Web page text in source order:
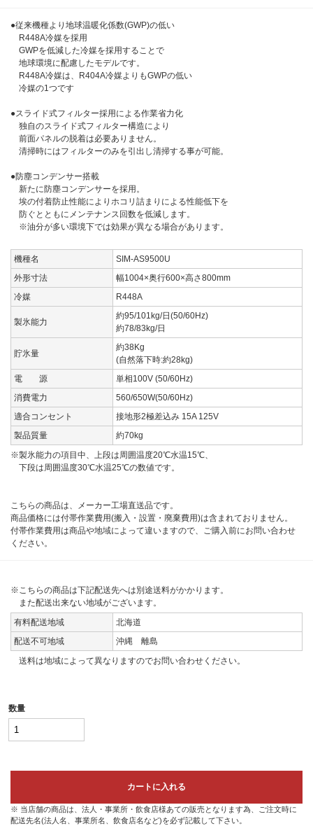
●従来機種より地球温暖化係数(GWP)の低い
R448A冷媒を採用
GWPを低減した冷媒を採用することで
地球環境に配慮したモデルです。
R448A冷媒は、R404A冷媒よりもGWPの低い
冷媒の1つです
●スライド式フィルター採用による作業省力化
独自のスライド式フィルター構造により
前面パネルの脱着は必要ありません。
清掃時にはフィルターのみを引出し清掃する事が可能。
●防塵コンデンサー搭載
新たに防塵コンデンサーを採用。
埃の付着防止性能によりホコリ詰まりによる性能低下を
防ぐとともにメンテナンス回数を低減します。
※油分が多い環境下では効果が異なる場合があります。
機種名
SIM-AS9500U
外形寸法
幅1004×奥行600×高さ800mm
冷媒
R448A
製氷能力
約95/101kg/日(50/60Hz)
約78/83kg/日
貯氷量
約38Kg
(自然落下時:約28kg)
電 源
単相100V (50/60Hz)
消費電力
560/650W(50/60Hz)
適合コンセント
接地形2極差込み 15A 125V
製品質量
約70kg
※製氷能力の項目中、上段は周囲温度20℃水温15℃、
下段は周囲温度30℃水温25℃の数値です。
こちらの商品は、メーカー工場直送品です。
商品価格には付帯作業費用(搬入・設置・廃棄費用)は含まれておりません。
付帯作業費用は商品や地域によって違いますので、ご購入前にお問い合わせ
ください。
※こちらの商品は下記配送先へは別途送料がかかります。
また配送出来ない地域がございます。
有料配送地域
北海道
配送不可地域
沖縄 離島
送料は地域によって異なりますのでお問い合わせください。
数量
カートに入れる
※ 当店舗の商品は、法人・事業所・飲食店様あての販売となります為、ご注文時に
配送先名(法人名、事業所名、飲食店名など)を必ず記載して下さい。